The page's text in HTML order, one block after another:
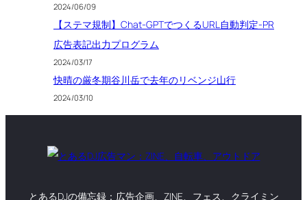
2024/06/09
【ステマ規制】Chat-GPTでつくるURL自動判定-PR
広告表記出力プログラム
2024/03/17
快晴の厳冬期谷川岳で去年のリベンジ山行
2024/03/10
とあるDJの備忘録：広告企画、ZINE、フェス、クライミン